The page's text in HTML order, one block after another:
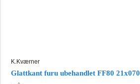
K.Kværner
Glattkant furu ubehandlet FF80 21x070